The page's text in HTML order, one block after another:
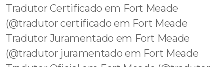
Tradutor Certificado em Fort Meade
(@tradutor certificado em Fort Meade
Tradutor Juramentado em Fort Meade
(@tradutor juramentado em Fort Meade